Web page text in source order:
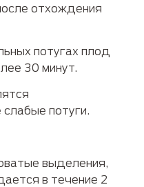
отхождения
потугах плод
30 минут.
потуги.
выделения,
в течение 2